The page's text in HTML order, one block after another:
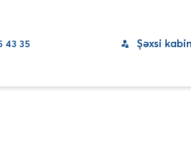
43 35 Şəxsi